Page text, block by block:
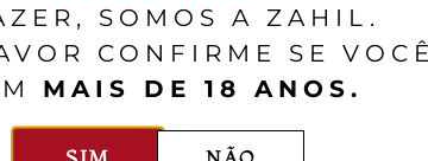
Bergstrom Wines
Cumberland Reserve
Noir
SOMOS A ZAHIL.
CONFIRME SE
MAIS DE 18 ANOS.